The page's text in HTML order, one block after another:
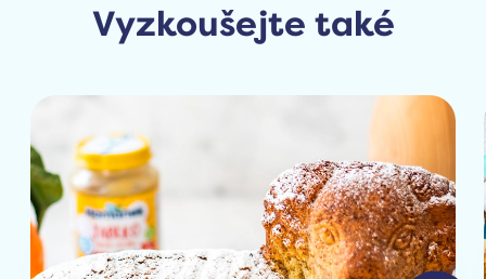
Vyzkoušejte také